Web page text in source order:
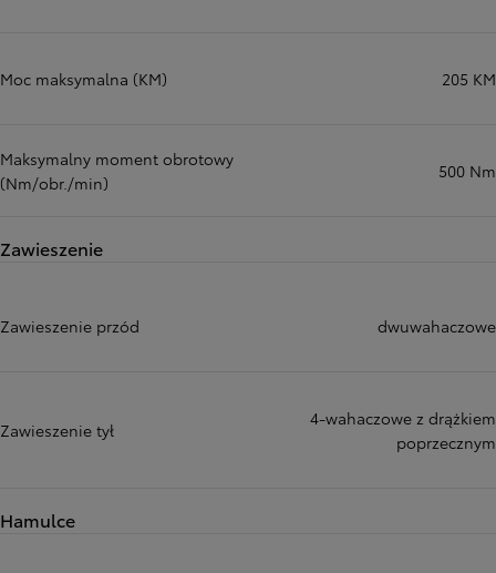
Moc maksymalna (KM) 205 KM
Maksymalny moment obrotowy
(Nm/obr./min)
500 Nm
Zawieszenie
Zawieszenie przód dwuwahaczowe
Zawieszenie tył
4-wahaczowe z drążkiem
poprzecznym
Hamulce